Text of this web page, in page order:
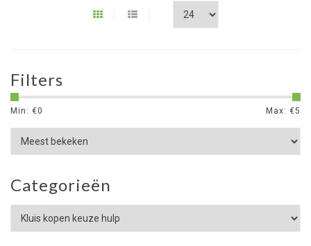
Filters
Min: €0 Max: €5
Categorieën